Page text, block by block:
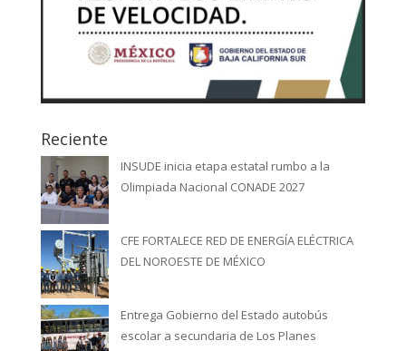
Reciente
INSUDE inicia etapa estatal rumbo a la
Olimpiada Nacional CONADE 2027
CFE FORTALECE RED DE ENERGÍA ELÉCTRICA
DEL NOROESTE DE MÉXICO
Entrega Gobierno del Estado autobús
escolar a secundaria de Los Planes